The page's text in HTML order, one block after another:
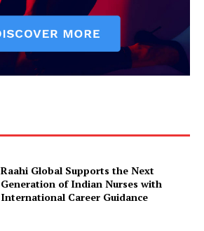
Raahi Global Supports the Next
Generation of Indian Nurses with
International Career Guidance